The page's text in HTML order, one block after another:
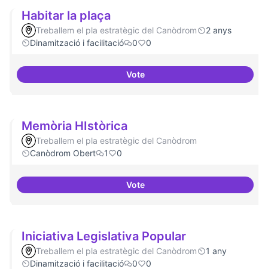
Habitar la plaça
Treballem el pla estratègic del Canòdrom
2 anys
Dinamització i facilitació
0 0
VoteHabitar la plaça
Memòria HIstòrica
Treballem el pla estratègic del Canòdrom
Canòdrom Obert
1 0
VoteMemòria HIstòrica
Iniciativa Legislativa Popular
Treballem el pla estratègic del Canòdrom
1 any
Dinamització i facilitació
0 0